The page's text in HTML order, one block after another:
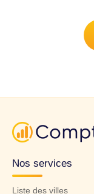
Nos services
Liste des villes